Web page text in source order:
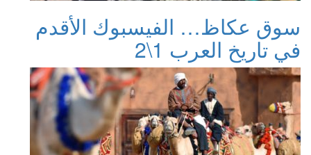
سوق عكاظ… الفيسبوك الأقدم
في تاريخ العرب 1\2